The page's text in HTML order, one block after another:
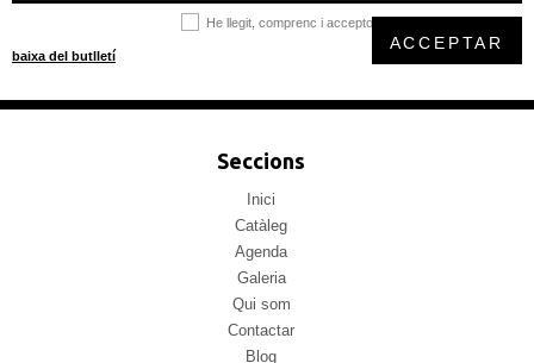
He llegit, comprenc i accepto la
baixa del butlletí
ACCEPTAR
Seccions
Inici
Catàleg
Agenda
Galeria
Qui som
Contactar
Blog